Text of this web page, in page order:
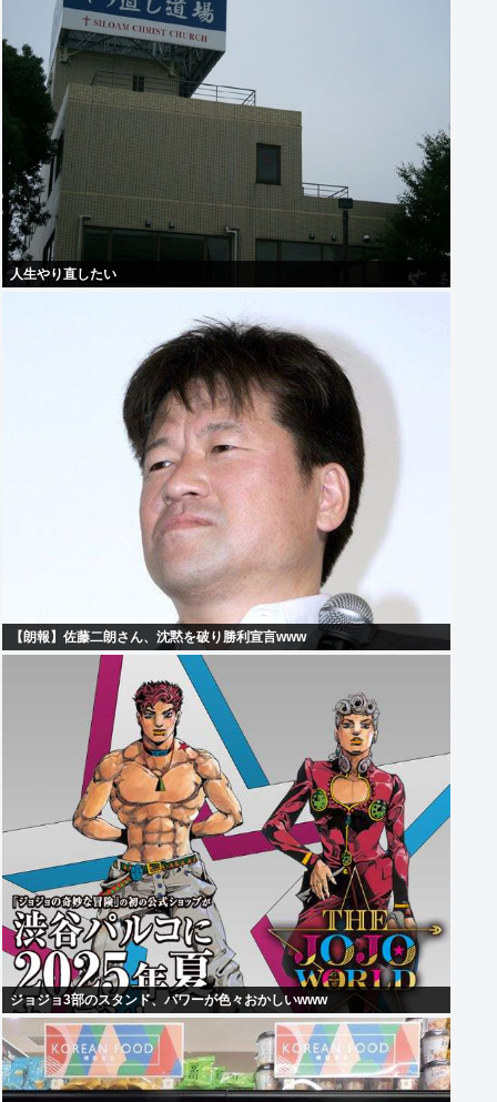
人生やり直したい
【朗報】佐藤二朗さん、沈黙を破り勝利宣言www
ジョジョ3部のスタンド、パワーが色々おかしいwww